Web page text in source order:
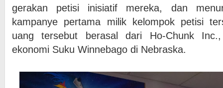
gerakan petisi inisiatif mereka, dan
kampanye pertama milik kelompok petisi
uang tersebut berasal dari Ho-Chunk
ekonomi Suku Winnebago di Nebraska.